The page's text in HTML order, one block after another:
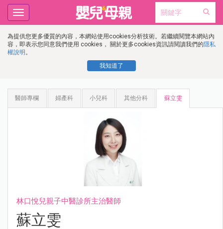
為提供您更多優質的內容，本網站使用cookies分析技術。若繼續閱覽本網站內
容，即表示您同意我們使用 cookies， 關於更多cookies資訊請閱讀我們的隱私
權說明 。
我知道了
Toggle
navigation
醫師專欄 婦產科 小兒科 其他分科 蘇立雯
林口悅兒親子中醫診所主治醫師
蘇立雯